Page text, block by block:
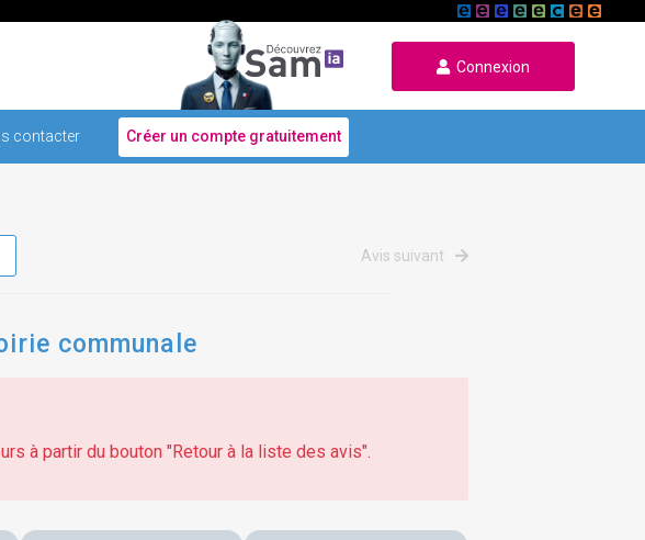
Connexion
contacter Créer un compte gratuitement
Avis suivant
communale
à partir du bouton "Retour à la liste des avis".